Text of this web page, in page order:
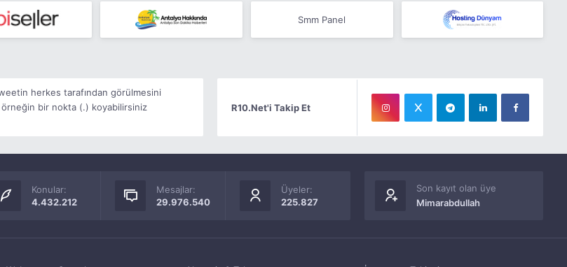
Smm Panel
herkes tarafından görülmesini
bir nokta (.) koyabilirsiniz
R10.Net'i Takip Et
Konular:
4.432.212
Mesajlar:
29.976.540
Üyeler:
225.827
Son kayıt olan üye
Mimarabdullah